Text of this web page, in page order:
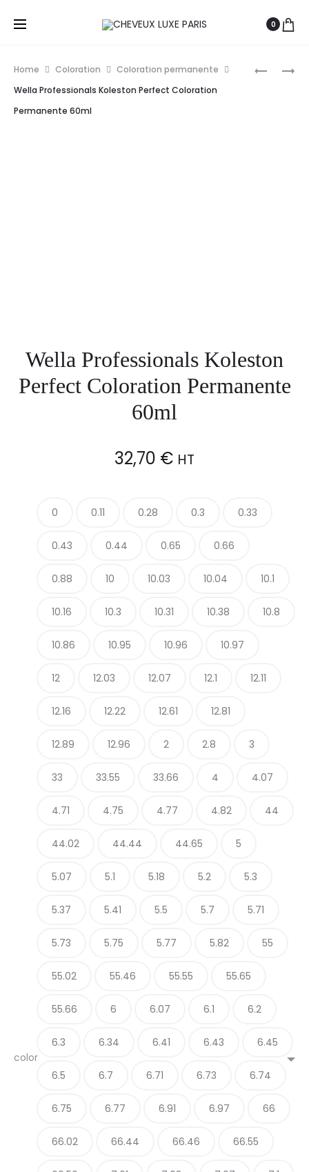
0
Home Coloration
Coloration permanente
Wella Professionals Koleston Perfect Coloration
Permanente 60ml
Wella Professionals Koleston
Perfect Coloration Permanente
60ml
32,70 € HT
color
0 0.11 0.28 0.3 0.33
0.43 0.44 0.65 0.66
0.88 10 10.03 10.04 10.1
10.16 10.3 10.31 10.38 10.8
10.86 10.95 10.96 10.97
12 12.03 12.07 12.1 12.11
12.16 12.22 12.61 12.81
12.89 12.96 2 2.8 3
33 33.55 33.66 4 4.07
4.71 4.75 4.77 4.82 44
44.02 44.44 44.65 5
5.07 5.1 5.18 5.2 5.3
5.37 5.41 5.5 5.7 5.71
5.73 5.75 5.77 5.82 55
55.02 55.46 55.55 55.65
55.66 6 6.07 6.1 6.2
6.3 6.34 6.41 6.43 6.45
6.5 6.7 6.71 6.73 6.74
6.75 6.77 6.91 6.97 66
66.02 66.44 66.46 66.55